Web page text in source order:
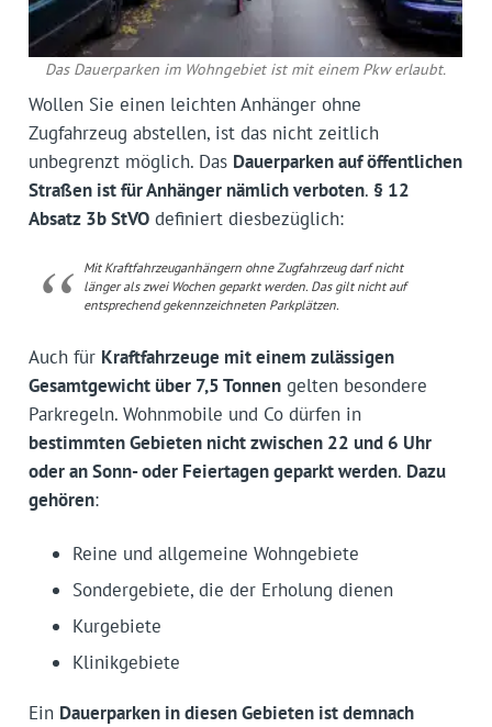
Das Dauerparken im Wohngebiet ist mit einem Pkw erlaubt.
Wollen Sie einen leichten Anhänger ohne
Zugfahrzeug abstellen, ist das nicht zeitlich
unbegrenzt möglich. Das Dauerparken auf öffentlichen
Straßen ist für Anhänger nämlich verboten. § 12
Absatz 3b StVOdefiniert diesbezüglich:
Mit Kraftfahrzeuganhängern ohne Zugfahrzeug darf nicht
länger als zwei Wochen geparkt werden. Das gilt nicht auf
entsprechend gekennzeichneten Parkplätzen.
Auch für Kraftfahrzeuge mit einem zulässigen
Gesamtgewicht über 7,5 Tonnengelten besondere
Parkregeln. Wohnmobile und Co dürfen in
bestimmten Gebieten nicht zwischen 22 und 6 Uhr
oder an Sonn- oder Feiertagen geparkt werden. Dazu
gehören:
Reine und allgemeine Wohngebiete
Sondergebiete, die der Erholung dienen
Kurgebiete
Klinikgebiete
Ein Dauerparken in diesen Gebieten ist demnach